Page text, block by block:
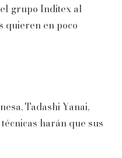
grupo Inditex al
quieren en poco
Tadashi Yanai,
harán que sus